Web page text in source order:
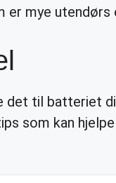
mye utendørs
det til batteriet
som kan